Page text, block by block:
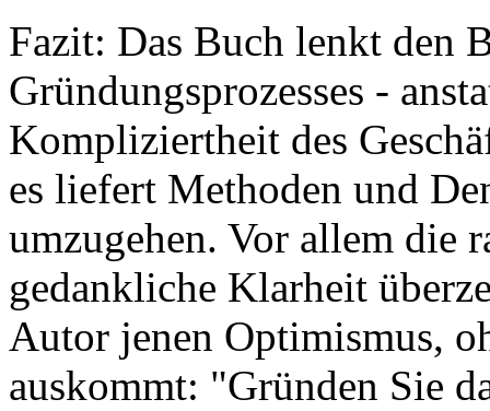
Fazit: Das Buch lenkt den
Gründungsprozesses -
Kompliziertheit des
es liefert Methoden und
umzugehen. Vor allem die
gedankliche Klarheit
Autor jenen Optimismus,
auskommt: "Gründen Sie